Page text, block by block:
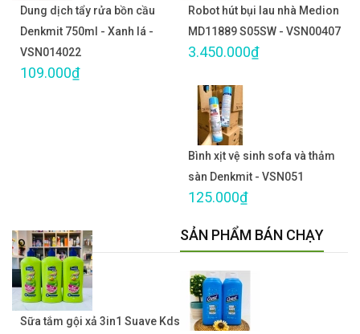
Dung dịch tẩy rửa bồn cầu
Denkmit 750ml - Xanh lá -
VSN014022
109.000₫
Robot hút bụi lau nhà Medion
MD11889 S05SW - VSN00407
3.450.000₫
Bình xịt vệ sinh sofa và thảm
sàn Denkmit - VSN051
125.000₫
Sữa tắm gội xả 3in1 Suave Kds
SẢN PHẨM BÁN CHẠY